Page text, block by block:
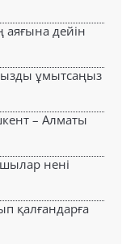
аяғына дейін
ұмытсаңыз
– Алматы
нені
қалғандарға